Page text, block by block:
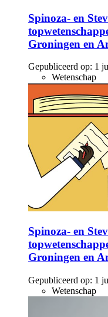
Spinoza- en
Groningen en
Gepubliceerd op: 1
Wetenschap
Spinoza- en
Groningen en
Gepubliceerd op: 1
Wetenschap